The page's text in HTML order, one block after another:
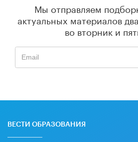
Мы отправляем
актуальных материалов
во вторник и
ВЕСТИ ОБРАЗОВАНИЯ